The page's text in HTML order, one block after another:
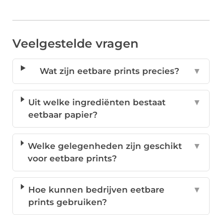
Veelgestelde vragen
Wat zijn eetbare prints precies? ▼
Uit welke ingrediënten bestaat
eetbaar papier?
▼
Welke gelegenheden zijn geschikt
voor eetbare prints?
▼
Hoe kunnen bedrijven eetbare
prints gebruiken?
▼